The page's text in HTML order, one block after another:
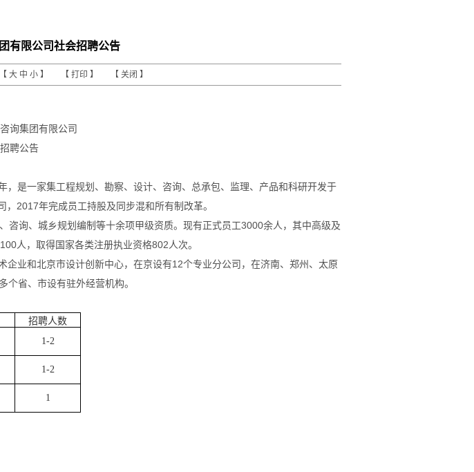
有限公司社会招聘公告
大 中 小 】 【 打印 】 【 关闭 】
询集团有限公司
聘公告
，是一家集工程规划、勘察、设计、咨询、总承包、监理、产品和科研开发于
2017年完成员工持股及同步混和所有制改革。
咨询、城乡规划编制等十余项甲级资质。现有正式员工3000余人，其中高级及
100人，取得国家各类注册执业资格802人次。
企业和北京市设计创新中心，在京设有12个专业分公司，在济南、郑州、太原
多个省、市设有驻外经营机构。
招聘人数
1-2
1-2
1